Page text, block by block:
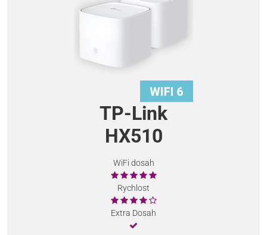
TP-Link
HX510
WiFi dosah
Rychlost
Extra Dosah